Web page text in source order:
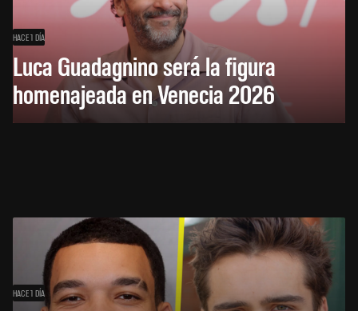
HACE 1 DÍA
Luca Guadagnino será la figura
homenajeada en Venecia 2026
HACE 1 DÍA